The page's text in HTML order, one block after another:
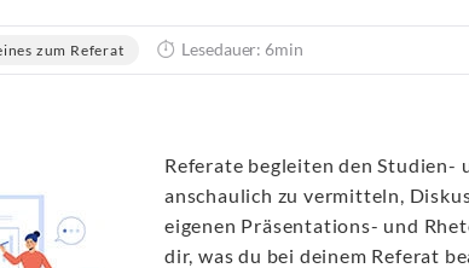
zum Referat Lesedauer: 6min
Referate begleiten den Studien-
anschaulich zu vermitteln,
eigenen Präsentations- und
dir, was du bei deinem Referat